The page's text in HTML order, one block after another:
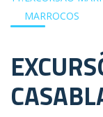
MARROCOS